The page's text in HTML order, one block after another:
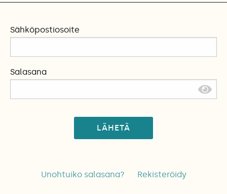
Sähköpostiosoite
Salasana
LÄHETÄ
Unohtuiko salasana? Rekisteröidy